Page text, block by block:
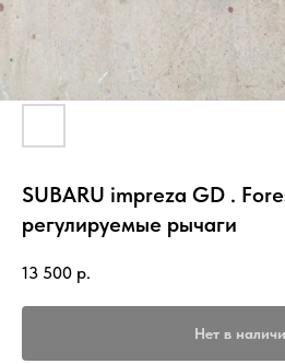
SUBARU impreza GD .
регулируемые рычаги
13 500 р.
Нет в